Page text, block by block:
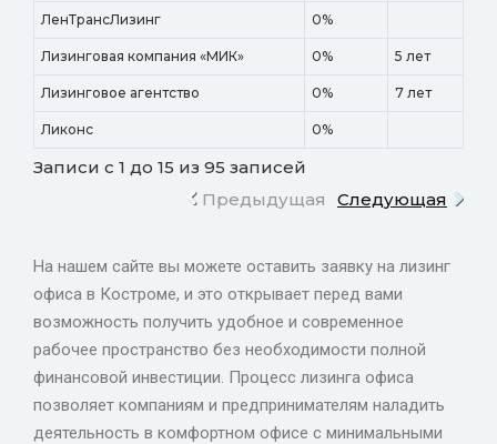
ЛенТрансЛизинг 0%
Лизинговая компания «МИК» 0% 5 лет
Лизинговое агентство 0% 7 лет
Ликонс 0%
Записи с 1 до 15 из 95 записей
Предыдущая
Следующая
На нашем сайте вы можете оставить заявку на лизинг
офиса в Костроме, и это открывает перед вами
возможность получить удобное и современное
рабочее пространство без необходимости полной
финансовой инвестиции. Процесс лизинга офиса
позволяет компаниям и предпринимателям наладить
деятельность в комфортном офисе с минимальными